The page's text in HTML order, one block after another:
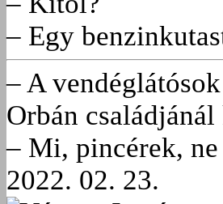
– Egy
– A
Orbán
– Mi, pincérek,
2022. 02. 23.